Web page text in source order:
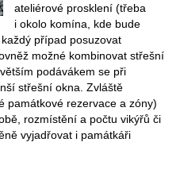
ateliérové prosklení (třeba
i okolo komína, kde bude
případ posuzovat
možné kombinovat střešní
podávákem se při
střešní okna. Zvláště
památkové rezervace a zóny)
rozmístění a počtu vikýřů či
vyjadřovat i památkáři